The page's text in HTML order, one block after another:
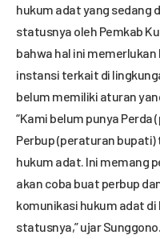
hukum adat yang sedang
statusnya oleh Pemkab
bahwa hal ini
instansi terkait di
belum memiliki aturan
“Kami belum punya
Perbup (peraturan
hukum adat. Ini memang
akan coba buat perbup
komunikasi hukum adat
statusnya,” ujar Sunggono.